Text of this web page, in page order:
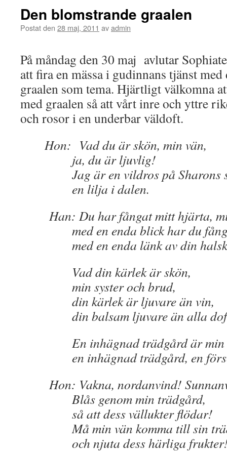
Den blomstrande graalen
Postat den 28 maj, 2011 avadmin
På måndag den 30 maj avlutar
att fira en mässa i gudinnans tjänst
graalen som tema. Hjärtligt välkomna
med graalen så att vårt inre och yttre
och rosor i en underbar väldoft.
Hon: Vad du är skön, min vän,
ja, du är ljuvlig!
Jag är en vildros på Sharons
en lilja i dalen.
Han: Du har fångat mitt hjärta,
med en enda blick har du
med en enda länk av din
Vad din kärlek är skön,
min syster och brud,
din kärlek är ljuvare än vin,
din balsam ljuvare än alla
En inhägnad trädgård är min
en inhägnad trädgård, en
Hon: Vakna, nordanvind!
Blås genom min trädgård,
så att dess vällukter flödar!
Må min vän komma till sin
och njuta dess härliga